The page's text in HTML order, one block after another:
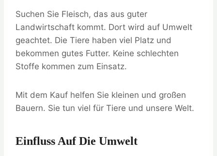
Suchen Sie Fleisch, das aus guter
Landwirtschaft kommt. Dort wird auf Umwelt
geachtet. Die Tiere haben viel Platz und
bekommen gutes Futter. Keine schlechten
Stoffe kommen zum Einsatz.
Mit dem Kauf helfen Sie kleinen und großen
Bauern. Sie tun viel für Tiere und unsere Welt.
Einfluss Auf Die Umwelt